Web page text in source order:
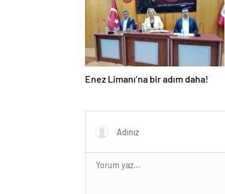
Enez Limanı’na bir adım daha!